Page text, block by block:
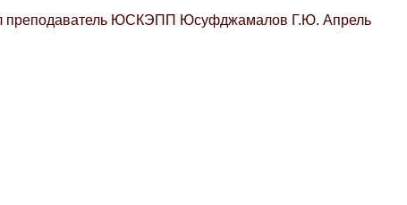
преподаватель ЮСКЭПП Юсуфджамалов Г.Ю. Апрель